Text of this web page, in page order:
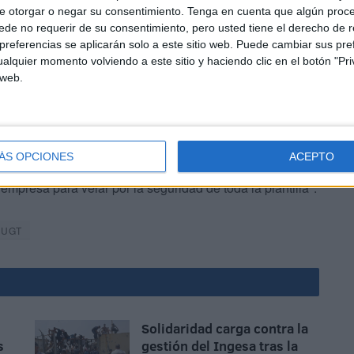
otorgar o negar su consentimiento. Tenga en cuenta que algún
no requerir de su consentimiento, pero usted tiene el derecho de
se aplicarán solo a este sitio web. Puede cambiar sus
momento volviendo a este sitio y haciendo clic en el botón
OPCIONES ACEPTO
su actividad encondiciones seguras,
se esperan este verano", ha proseguido el
"siempre deben estar por delante": "Seguiremos
para velar por la seguridad de toda la plantilla".
UGT
Solidaridad carga contra la
gestión del Ingesa tras la